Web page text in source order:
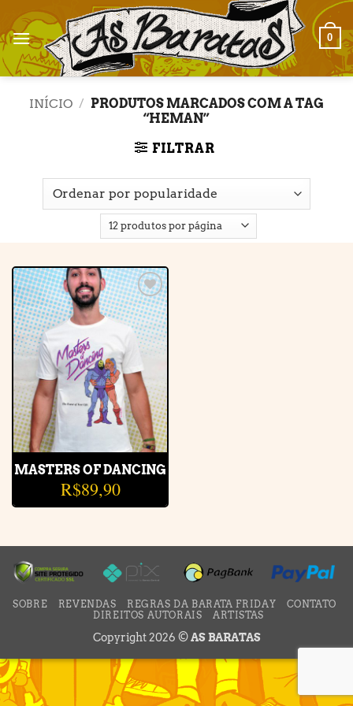
to
content
0
INÍCIO / PRODUTOS MARCADOS COM A TAG
“HEMAN”
FILTRAR
Adicionar
à lista de
desejos
MASTERS OF DANCING
R$89,90
SOBRE REVENDAS REGRAS DA BARATA FRIDAY
CONTATO
DIREITOS AUTORAIS
ARTISTAS
Copyright 2026 ©AS BARATAS